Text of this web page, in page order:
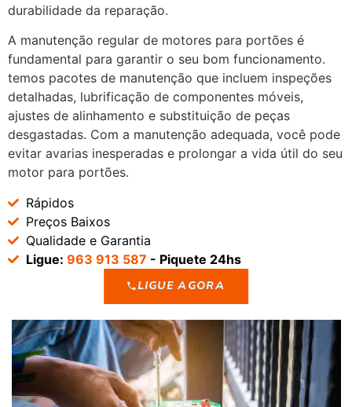
durabilidade da reparação.
A manutenção regular de motores para portões é
fundamental para garantir o seu bom funcionamento.
temos pacotes de manutenção que incluem inspeções
detalhadas, lubrificação de componentes móveis,
ajustes de alinhamento e substituição de peças
desgastadas. Com a manutenção adequada, você pode
evitar avarias inesperadas e prolongar a vida útil do seu
motor para portões.
Rápidos
Preços Baixos
Qualidade e Garantia
Ligue: 963 913 587 - Piquete 24hs
LIGUE AGORA